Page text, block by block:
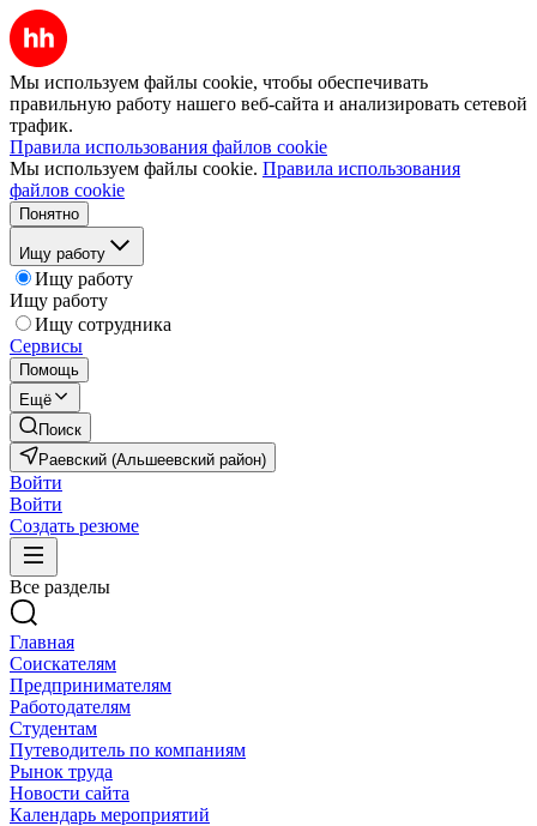
Мы используем файлы cookie, чтобы обеспечивать
правильную работу нашего веб-сайта и анализировать сетевой
трафик.
Правила использования файлов cookie
Мы используем файлы cookie. Правила использования
файлов cookie
Понятно
Ищу работу
Ищу работу
Ищу работу
Ищу сотрудника
Сервисы
Помощь
Ещё
Поиск
Раевский (Альшеевский район)
Войти
Войти
Создать резюме
Все разделы
Главная
Соискателям
Предпринимателям
Работодателям
Студентам
Путеводитель по компаниям
Рынок труда
Новости сайта
Календарь мероприятий